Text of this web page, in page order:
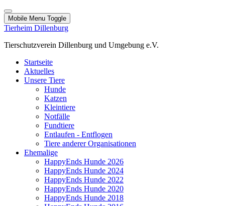
Mobile Menu Toggle
Tierheim Dillenburg
Tierschutzverein Dillenburg und Umgebung e.V.
Startseite
Aktuelles
Unsere Tiere
Hunde
Katzen
Kleintiere
Notfälle
Fundtiere
Entlaufen - Entflogen
Tiere anderer Organisationen
Ehemalige
HappyEnds Hunde 2026
HappyEnds Hunde 2024
HappyEnds Hunde 2022
HappyEnds Hunde 2020
HappyEnds Hunde 2018